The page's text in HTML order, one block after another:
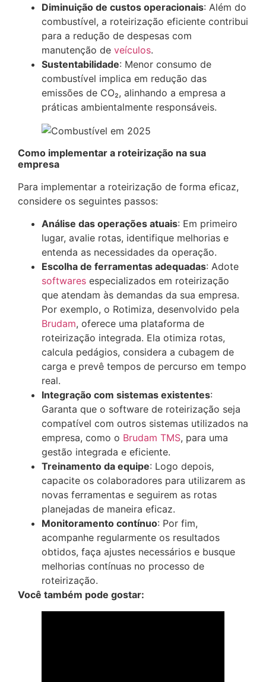
Diminuição de custos operacionais: Além do
combustível, a roteirização eficiente contribui
para a redução de despesas com
manutenção de veículos.​
Sustentabilidade: Menor consumo de
combustível implica em redução das
emissões de CO₂, alinhando a empresa a
práticas ambientalmente responsáveis.
Como implementar a roteirização na sua
empresa
Para implementar a roteirização de forma eficaz,
considere os seguintes passos:
Análise das operações atuais: Em primeiro
lugar, avalie rotas, identifique melhorias e
entenda as necessidades da operação.​
Escolha de ferramentas adequadas: Adote
softwares especializados em roteirização
que atendam às demandas da sua empresa.
Por exemplo, o Rotimiza, desenvolvido pela
Brudam, oferece uma plataforma de
roteirização integrada. Ela otimiza rotas,
calcula pedágios, considera a cubagem de
carga e prevê tempos de percurso em tempo
real. ​
Integração com sistemas existentes:
Garanta que o software de roteirização seja
compatível com outros sistemas utilizados na
empresa, como o Brudam TMS, para uma
gestão integrada e eficiente. ​
Treinamento da equipe: Logo depois,
capacite os colaboradores para utilizarem as
novas ferramentas e seguirem as rotas
planejadas de maneira eficaz.​
Monitoramento contínuo: Por fim,
acompanhe regularmente os resultados
obtidos, faça ajustes necessários e busque
melhorias contínuas no processo de
roteirização.
Você também pode gostar: